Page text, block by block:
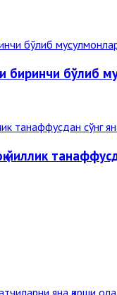
биринчи бўлиб
йиллик